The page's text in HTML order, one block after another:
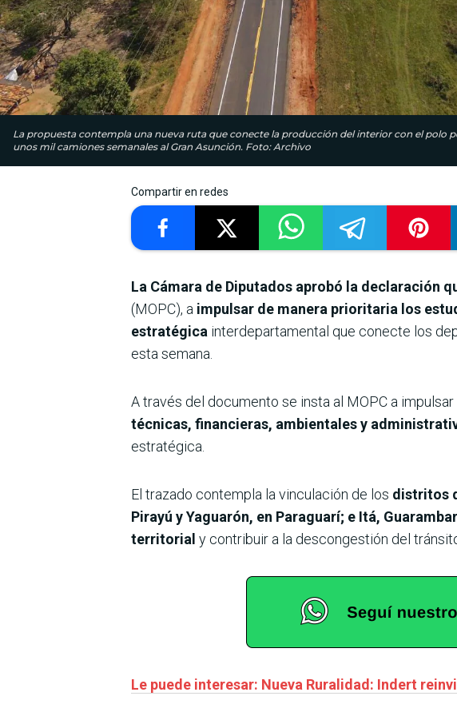
La propuesta contempla una nueva ruta que conecte la producción del interior con el polo
unos mil camiones semanales al Gran Asunción. Foto: Archivo
Compartir en redes
La Cámara de Diputados aprobó la declaración
(MOPC), a impulsar de manera prioritaria los
estratégica interdepartamental que conecte los
esta semana.
A través del documento se insta al MOPC a
técnicas, financieras, ambientales y
estratégica.
El trazado contempla la vinculación de los distritos
Pirayú y Yaguarón, en Paraguarí; e Itá,
territorial y contribuir a la descongestión del
Le puede interesar: Nueva Ruralidad: Indert